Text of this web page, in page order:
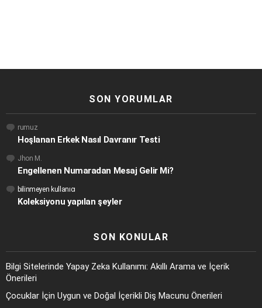
SON YORUMLAR
rumuz
Hoşlanan Erkek Nasıl Davranır Testi
Jhon M.
Engellenen Numaradan Mesaj Gelir Mi?
bilinmeyen kullanıcı
Koleksiyonu yapılan şeyler
SON KONULAR
Bilgi Sitelerinde Yapay Zeka Kullanımı: Akıllı Arama ve İçerik
Önerileri
Çocuklar İçin Uygun ve Doğal İçerikli Diş Macunu Önerileri